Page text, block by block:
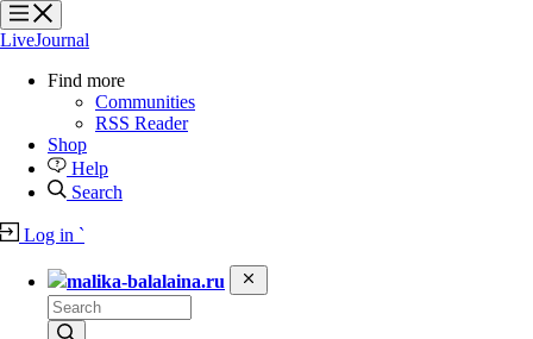
?
?
LiveJournal
Find more
Communities
RSS Reader
Shop
Help
Search
Log in `
malika-balalaina.ru